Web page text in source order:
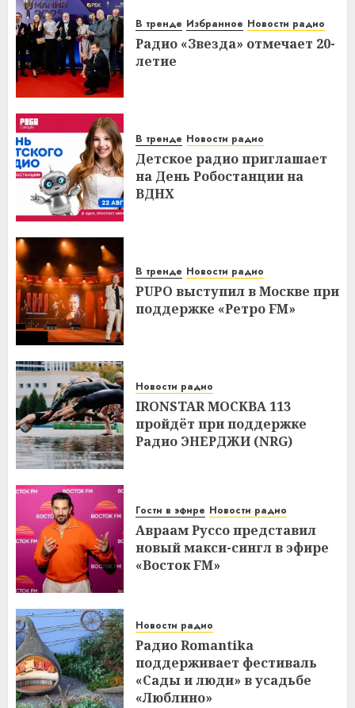
В тренде Избранное Новости радио
Радио «Звезда» отмечает 20-
летие
В тренде Новости радио
Детское радио приглашает
на День Робостанции на
ВДНХ
В тренде Новости радио
PUPO выступил в Москве при
поддержке «Ретро FM»
Новости радио
IRONSTAR МОСКВА 113
пройдёт при поддержке
Радио ЭНЕРДЖИ (NRG)
Гости в эфире Новости радио
Авраам Руссо представил
новый макси-сингл в эфире
«Восток FM»
Новости радио
Радио Romantika
поддерживает фестиваль
«Сады и люди» в усадьбе
«Люблино»